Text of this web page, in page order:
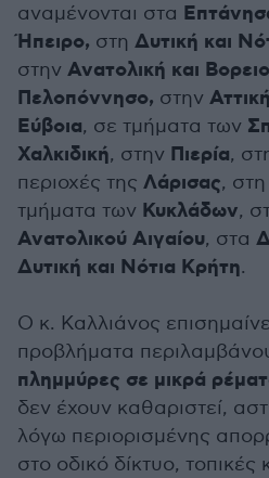
αναμένονται στα
Ήπειρο, στη Δυτική και
στην Ανατολική και
Πελοπόννησο, στην Αττική
Εύβοια, σε τμήματα των
Χαλκιδική, στην Πιερία,
περιοχές της Λάρισας, στη
τμήματα των Κυκλάδων,
Ανατολικού Αιγαίου, στα
Δυτική και Νότια Κρήτη.
Ο κ. Καλλιάνος
προβλήματα
πλημμύρες σε μικρά
δεν έχουν καθαριστεί,
λόγω περιορισμένης
στο οδικό δίκτυο, τοπικές